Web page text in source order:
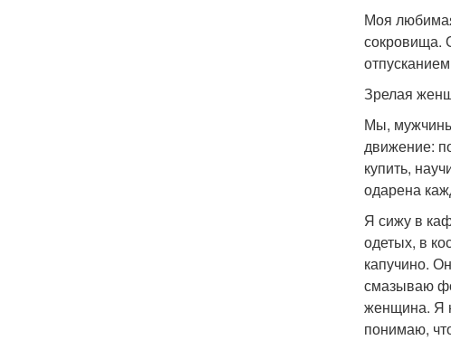
Моя
сокровища.
Зрелая
Мы,
движение:
купить,
одарена
Я сижу в
одетых, в
капучино.
смазываю
женщина. Я
понимаю,